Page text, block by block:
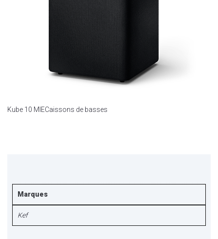
Kube 10 MIECaissons de basses
Marques
Kef